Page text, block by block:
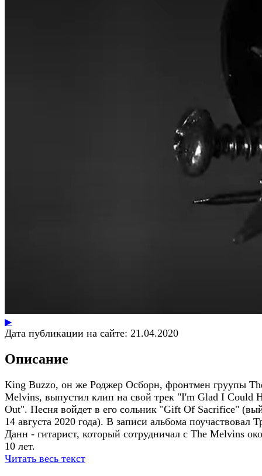
▶
Дата публикации на сайте: 21.04.2020
Описание
King Buzzo, он же Роджер Осборн, фронтмен груупы
Melvins, выпустил клип на свой трек "I'm Glad I Could
Out". Песня войдет в его сольник "Gift Of Sacrifice"
14 августа 2020 года). В записи альбома поучаствовал
Данн - гитарист, который сотрудничал с The Melvins
10 лет.
Читать весь текст